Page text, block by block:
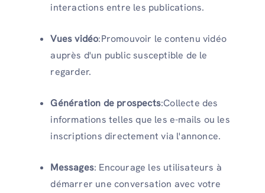
interactions entre les publications.
Vues vidéo:Promouvoir le contenu vidéo
auprès d'un public susceptible de le
regarder.
Génération de prospects:Collecte des
informations telles que les e-mails ou les
inscriptions directement via l'annonce.
Messages: Encourage les utilisateurs à
démarrer une conversation avec votre